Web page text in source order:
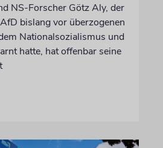
NS-Forscher Götz Aly, der
bislang vor überzogenen
Nationalsozialismus und
hatte, hat offenbar seine